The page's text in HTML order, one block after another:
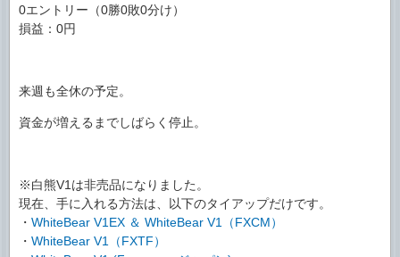
0エントリー（0勝0敗0分け）
損益：0円
来週も全休の予定。
資金が増えるまでしばらく停止。
※白熊V1は非売品になりました。
現在、手に入れる方法は、以下のタイアップだけです。
・ WhiteBear V1EX ＆ WhiteBear V1（FXCM）
・ WhiteBear V1（FXTF）